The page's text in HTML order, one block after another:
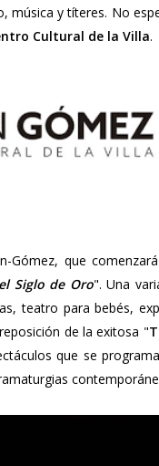
música y títeres. No
Cultural de la Villa.
Gómez, que
Siglo de Oro". Una
teatro para bebés,
de la exitosa "
que se